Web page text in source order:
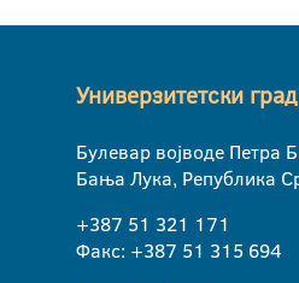
Универзитетски град
Булевар војводе Петра
Бања Лука, Република
+387 51 321 171
Факс: +387 51 315 694